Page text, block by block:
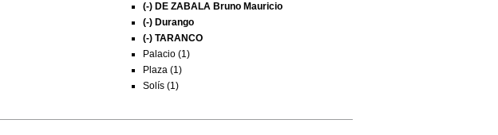
(-) DE ZABALA Bruno Mauricio
(-) Durango
(-) TARANCO
Palacio (1)
Plaza (1)
Solís (1)